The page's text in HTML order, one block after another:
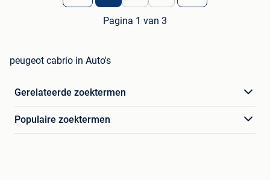
Pagina 1 van 3
peugeot cabrio in Auto's
Gerelateerde zoektermen
Populaire zoektermen